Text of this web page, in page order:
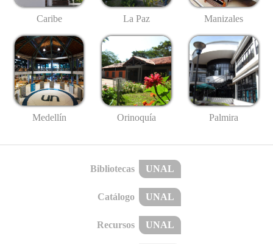
Caribe La Paz Manizales
Medellín Orinoquía Palmira
Bibliotecas UNAL
Catálogo UNAL
Recursos UNAL